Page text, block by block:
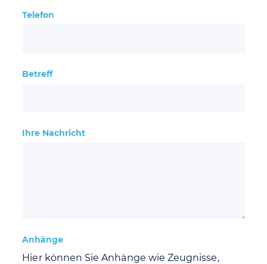
Telefon
Betreff
Ihre Nachricht
Anhänge
Hier können Sie Anhänge wie Zeugnisse,